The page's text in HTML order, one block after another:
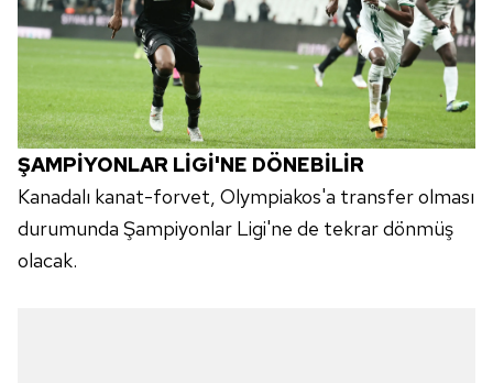
ŞAMPİYONLAR LİGİ'NE DÖNEBİLİR
Kanadalı kanat-forvet, Olympiakos'a transfer olması
durumunda Şampiyonlar Ligi'ne de tekrar dönmüş
olacak.